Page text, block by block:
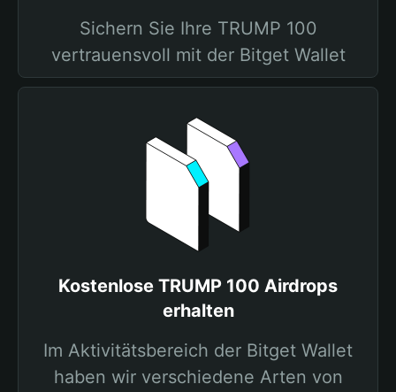
Sichern Sie Ihre TRUMP 100
vertrauensvoll mit der Bitget Wallet
Kostenlose TRUMP 100 Airdrops
erhalten
Im Aktivitätsbereich der Bitget Wallet
haben wir verschiedene Arten von